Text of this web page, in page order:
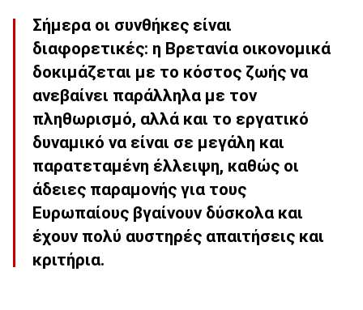
Σήμερα οι συνθήκες είναι
διαφορετικές: η Βρετανία οικονομικά
δοκιμάζεται με το κόστος ζωής να
ανεβαίνει παράλληλα με τον
πληθωρισμό, αλλά και το εργατικό
δυναμικό να είναι σε μεγάλη και
παρατεταμένη έλλειψη, καθώς οι
άδειες παραμονής για τους
Ευρωπαίους βγαίνουν δύσκολα και
έχουν πολύ αυστηρές απαιτήσεις και
κριτήρια.